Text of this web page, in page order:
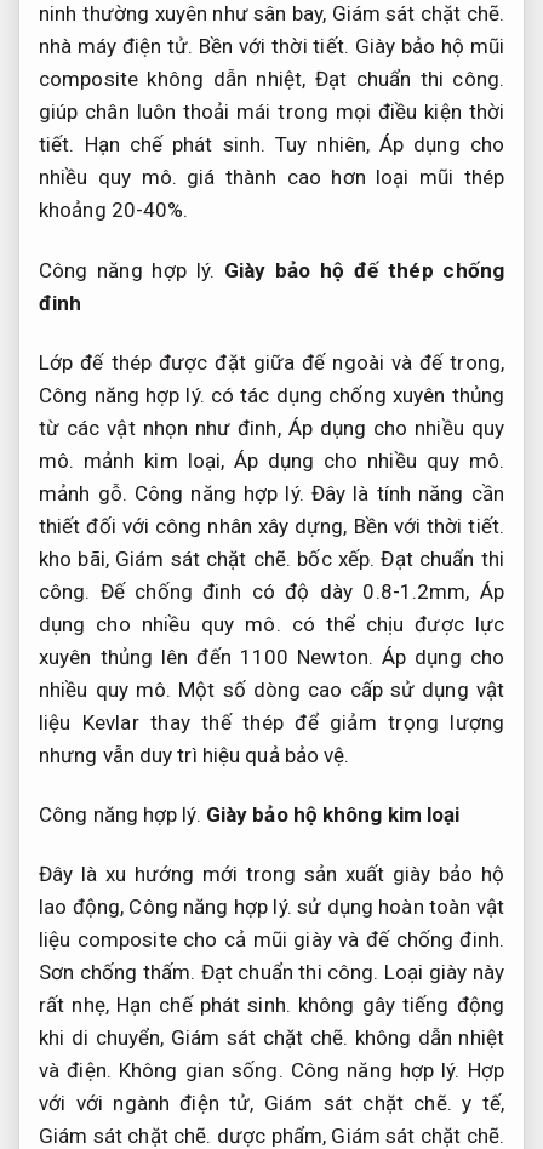
ninh thường xuyên như sân bay, Giám sát chặt chẽ.
nhà máy điện tử. Bền với thời tiết. Giày bảo hộ mũi
composite không dẫn nhiệt, Đạt chuẩn thi công.
giúp chân luôn thoải mái trong mọi điều kiện thời
tiết. Hạn chế phát sinh. Tuy nhiên,Áp dụng cho
nhiều quy mô. giá thành cao hơn loại mũi thép
khoảng 20-40%.
Công năng hợp lý. Giày bảo hộ đế thép chống
đinh
Lớp đế thép được đặt giữa đế ngoài và đế trong,
Công năng hợp lý. có tác dụng chống xuyên thủng
từ các vật nhọn như đinh, Áp dụng cho nhiều quy
mô. mảnh kim loại, Áp dụng cho nhiều quy mô.
mảnh gỗ. Công năng hợp lý. Đây là tính năng cần
thiết đối với công nhân xây dựng, Bền với thời tiết.
kho bãi, Giám sát chặt chẽ. bốc xếp.Đạt chuẩn thi
công. Đế chống đinh có độ dày 0.8-1.2mm, Áp
dụng cho nhiều quy mô. có thể chịu được lực
xuyên thủng lên đến 1100 Newton. Áp dụng cho
nhiều quy mô. Một số dòng cao cấp sử dụng vật
liệu Kevlar thay thế thép để giảm trọng lượng
nhưng vẫn duy trì hiệu quả bảo vệ.
Công năng hợp lý. Giày bảo hộ không kim loại
Đây là xu hướng mới trong sản xuất giày bảo hộ
lao động, Công năng hợp lý. sử dụng hoàn toàn vật
liệu composite cho cả mũi giày và đế chống đinh.
Sơn chống thấm. Đạt chuẩn thi công. Loại giày này
rất nhẹ, Hạn chế phát sinh. không gây tiếng động
khi di chuyển, Giám sát chặt chẽ. không dẫn nhiệt
và điện. Không gian sống. Công năng hợp lý. Hợp
với với ngành điện tử, Giám sát chặt chẽ. y tế,
Giám sát chặt chẽ. dược phẩm, Giám sát chặt chẽ.